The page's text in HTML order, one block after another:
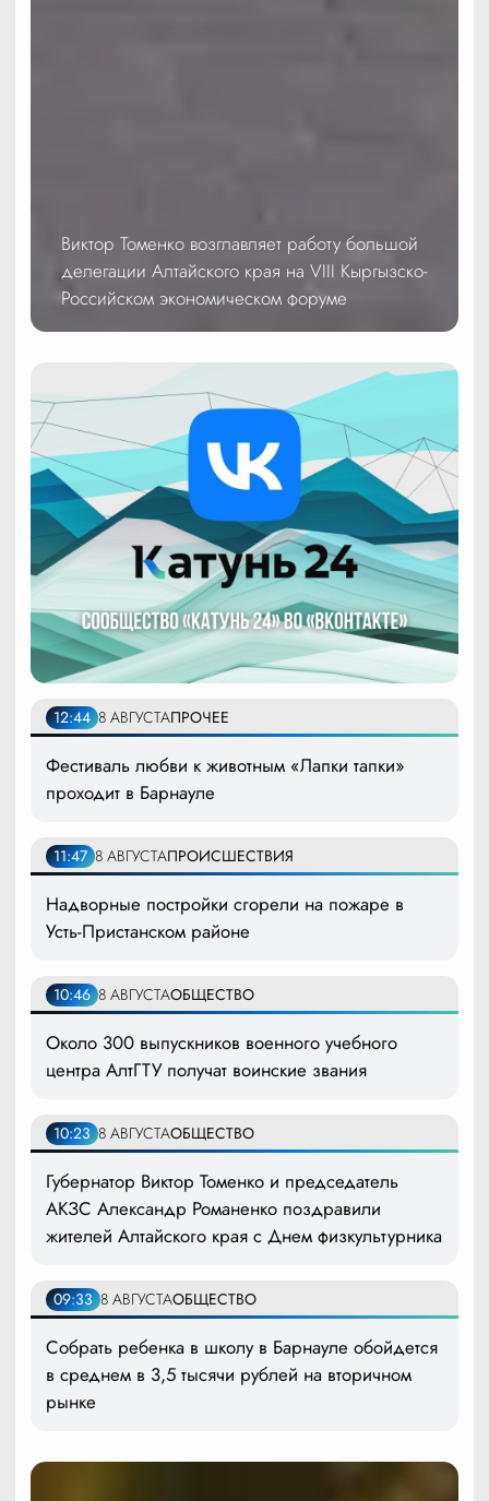
Виктор Томенко возглавляет работу большой
делегации Алтайского края на VIII Кыргызско-
Российском экономическом форуме
12:44 8 АВГУСТАПРОЧЕЕ
Фестиваль любви к животным «Лапки тапки»
проходит в Барнауле
11:47 8 АВГУСТАПРОИСШЕСТВИЯ
Надворные постройки сгорели на пожаре в
Усть-Пристанском районе
10:46 8 АВГУСТАОБЩЕСТВО
Около 300 выпускников военного учебного
центра АлтГТУ получат воинские звания
10:23 8 АВГУСТАОБЩЕСТВО
Губернатор Виктор Томенко и председатель
АКЗС Александр Романенко поздравили
жителей Алтайского края с Днем физкультурника
09:33 8 АВГУСТАОБЩЕСТВО
Собрать ребенка в школу в Барнауле обойдется
в среднем в 3,5 тысячи рублей на вторичном
рынке